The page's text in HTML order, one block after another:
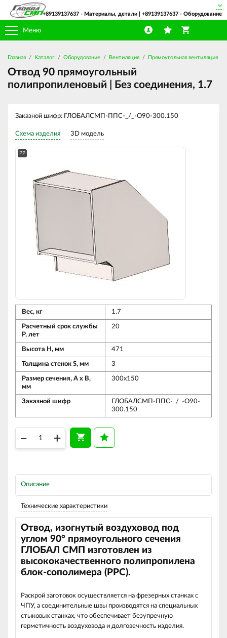
Меню
+89139137637 - Материалы, детали | +89139137637 - Оборудование
Главная Каталог Оборудование Вентиляция Прямоугольная вентиляция
Отвод 90 прямоугольный
полипропиленовый | Без соединения, 1.7
Заказной шифр: ГЛОБАЛСМП-ППС-_/_-О90-300.150
Схема изделия 3D модель
PP
Вес, кг 1.7
Расчетный срок службы
Р, лет
20
Высота Н, мм 471
Толщина стенок S, мм 3
Размер сечения, А х В,
мм
300х150
Заказной шифр
ГЛОБАЛСМП-ППС-_/_-О90-
300.150
– +
Описание
Технические характеристики
Отвод, изогнутый воздуховод под
углом 90° прямоугольного сечения
ГЛОБАЛ СМП изготовлен из
высококачественного полипропилена
блок-сополимера (РРС).
Раскрой заготовок осуществляется на фрезерных станках с
ЧПУ, а соединительные швы производятся на специальных
стыковых станках, что обеспечивает безупречную
герметичность воздуховода и долговечность изделия.